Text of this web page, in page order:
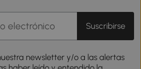
Suscribirse
newsletter y/o a las alertas